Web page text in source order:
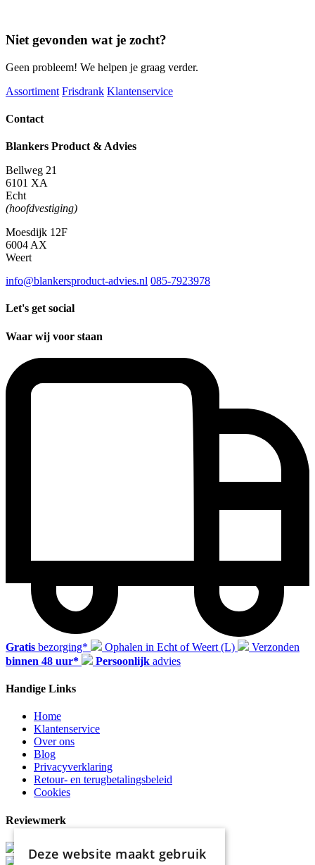
Niet gevonden wat je zocht?
Geen probleem! We helpen je graag verder.
Assortiment Frisdrank Klantenservice
Contact
Blankers Product & Advies
Bellweg 21
6101 XA
Echt
(hoofdvestiging)
Moesdijk 12F
6004 AX
Weert
info@blankersproduct-advies.nl 085-7923978
Let's get social
Waar wij voor staan
Gratis bezorging* Ophalen in Echt of Weert (L)
Verzonden
binnen 48 uur*
Persoonlijk advies
Handige Links
Home
Klantenservice
Over ons
Blog
Privacyverklaring
Retour- en terugbetalingsbeleid
Cookies
Reviewmerk
Deze website maakt gebruik